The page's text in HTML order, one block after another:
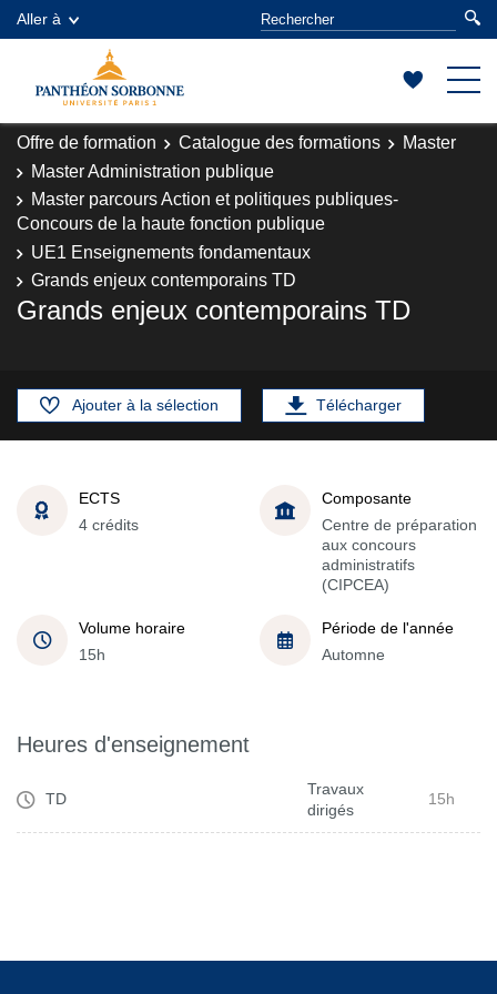
Aller à
Offre de formation Catalogue des formations
Master
Master Administration publique
Master parcours Action et politiques publiques-
Concours de la haute fonction publique
UE1 Enseignements fondamentaux
Grands enjeux contemporains TD
Grands enjeux contemporains TD
Ajouter à la sélection Télécharger
ECTS
4 crédits
Composante
Centre de préparation
aux concours
administratifs
(CIPCEA)
Volume horaire
15h
Période de l'année
Automne
Heures d'enseignement
TD
Travaux
dirigés
15h